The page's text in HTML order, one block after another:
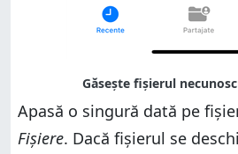
Apasă o singură dată pe
Fișiere. Dacă fișierul se